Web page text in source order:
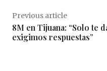
Previous article
8M en Tijuana: “Solo te
exigimos respuestas”